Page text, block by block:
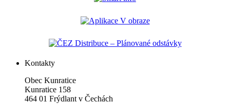
Kontakty
Obec Kunratice
Kunratice 158
464 01 Frýdlant v Čechách